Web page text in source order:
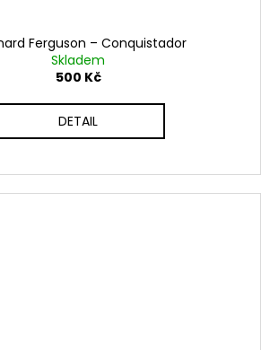
Ferguson – Conquistador
Skladem
500 Kč
DETAIL